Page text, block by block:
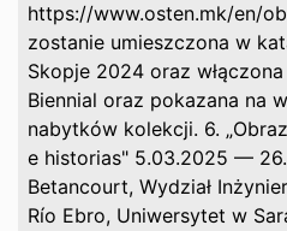
https://www.osten.mk/en/
zostanie umieszczona w
Skopje 2024 oraz
Biennial oraz pokazana na
nabytków kolekcji. 6.
e historias" 5.03.2025 —
Betancourt, Wydział
Río Ebro, Uniwersytet w